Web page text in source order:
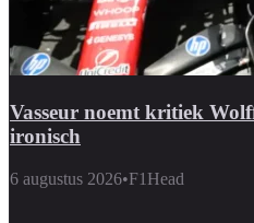
Vasseur noemt kritiek
ironisch
6 augustus 2026•F1Head